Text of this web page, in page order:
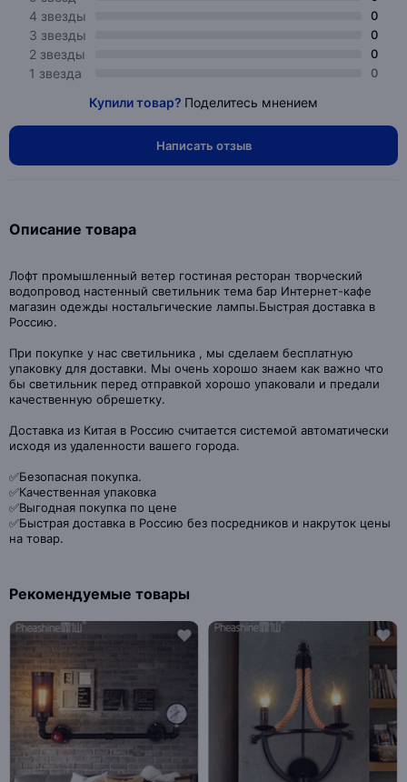
4 звезды 0
3 звезды 0
2 звезды 0
1 звезда 0
Купили товар? Поделитесь мнением
Написать отзыв
Описание товара
Лофт промышленный ветер гостиная ресторан творческий
водопровод настенный светильник тема бар Интернет-кафе
магазин одежды ностальгические лампы.Быстрая доставка в
Россию.
При покупке у нас светильника , мы сделаем бесплатную
упаковку для доставки. Мы очень хорошо знаем как важно что
бы светильник перед отправкой хорошо упаковали и предали
качественную обрешетку.
Доставка из Китая в Россию считается системой автоматически
исходя из удаленности вашего города.
✅Безопасная покупка.
✅Качественная упаковка
✅Выгодная покупка по цене
✅Быстрая доставка в Россию без посредников и накруток цены
на товар.
Рекомендуемые товары